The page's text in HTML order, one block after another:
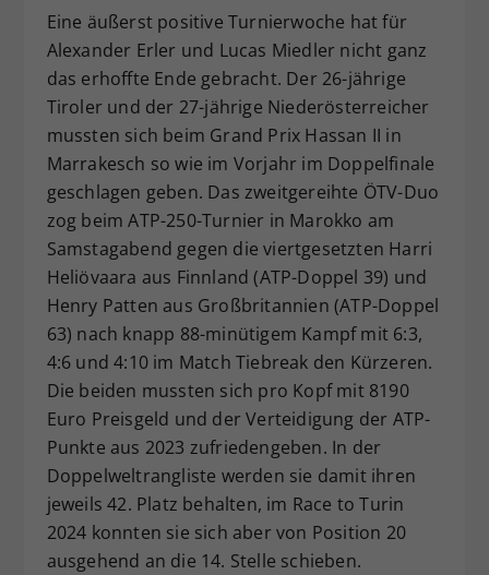
Eine äußerst positive Turnierwoche hat für
Alexander Erler und Lucas Miedler nicht ganz
das erhoffte Ende gebracht. Der 26-jährige
Tiroler und der 27-jährige Niederösterreicher
mussten sich beim Grand Prix Hassan II in
Marrakesch so wie im Vorjahr im Doppelfinale
geschlagen geben. Das zweitgereihte ÖTV-Duo
zog beim ATP-250-Turnier in Marokko am
Samstagabend gegen die viertgesetzten Harri
Heliövaara aus Finnland (ATP-Doppel 39) und
Henry Patten aus Großbritannien (ATP-Doppel
63) nach knapp 88-minütigem Kampf mit 6:3,
4:6 und 4:10 im Match Tiebreak den Kürzeren.
Die beiden mussten sich pro Kopf mit 8190
Euro Preisgeld und der Verteidigung der ATP-
Punkte aus 2023 zufriedengeben. In der
Doppelweltrangliste werden sie damit ihren
jeweils 42. Platz behalten, im Race to Turin
2024 konnten sie sich aber von Position 20
ausgehend an die 14. Stelle schieben.
Zweck
Dieser Wert speichert Ihre Consent-
Einstellungen. Unter anderem eine
zufällig generierte ID, für die
historische Speicherung Ihrer
vorgenommen Einstellungen, falls der
Webseiten-Betreiber dies eingestellt
hat.